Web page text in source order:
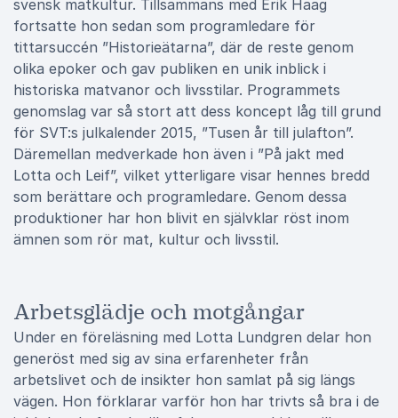
svensk matkultur. Tillsammans med Erik Haag
fortsatte hon sedan som programledare för
tittarsuccén ”Historieätarna”, där de reste genom
olika epoker och gav publiken en unik inblick i
historiska matvanor och livsstilar. Programmets
genomslag var så stort att dess koncept låg till grund
för SVT:s julkalender 2015, ”Tusen år till julafton”.
Däremellan medverkade hon även i ”På jakt med
Lotta och Leif”, vilket ytterligare visar hennes bredd
som berättare och programledare. Genom dessa
produktioner har hon blivit en självklar röst inom
ämnen som rör mat, kultur och livsstil.
Arbetsglädje och motgångar
Under en föreläsning med Lotta Lundgren delar hon
generöst med sig av sina erfarenheter från
arbetslivet och de insikter hon samlat på sig längs
vägen. Hon förklarar varför hon har trivts så bra i de